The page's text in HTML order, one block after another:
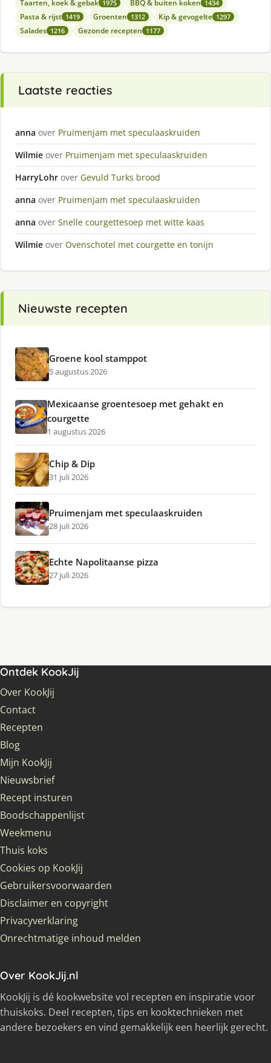
Taarten, koek & gebak 1975 BBQ & buiten koken 1434
Pasta & rijst 1419 Groenten 1312 Kip & gevogelte 1297
Salades 1216 Gezonde recepten 1177
Laatste reacties
anna over Pruimenjam met speculaaskruiden
Wilmie over Pruimenjam met speculaaskruiden
HarryLohr over Gevuld Turks brood
anna over Pruimenjam met speculaaskruiden
anna over Snelle courgettesoep met witte kaas
Wilmie over Ovenschotel met courgette en tonijn
Nieuwste recepten
Groene kool stamppot
5 augustus 2026
Mexicaanse groentesoep met gehakt en
courgette
1 augustus 2026
Chip & Dip
31 juli 2026
Pruimenjam met speculaaskruiden
28 juli 2026
Echte Napolitaanse pizza
27 juli 2026
Ontdek KookJij
Over KookJij
Contact
Recepten
Blog
Mijn KookJij
Nieuwsbrief
Recept insturen
Boodschappenlijst
Weekmenu
Thuis koks
Cookies op KookJij
Gebruikersvoorwaarden
Disclaimer en copyright
Privacyverklaring
Onrechtmatige inhoud melden
Over KookJij.nl
KookJij is dé kookwebsite vol recepten en inspiratie voor
thuiskoks. Deel recepten, tips en kooktechnieken met
andere bezoekers en vind gemakkelijk een heerlijk gerecht.